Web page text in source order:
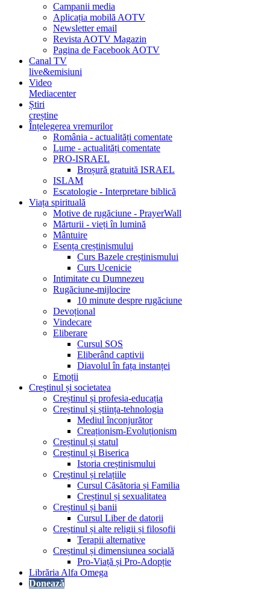
Campanii media
Aplicația mobilă AOTV
Newsletter email
Revista AOTV Magazin
Pagina de Facebook AOTV
Canal TV
live&emisiuni
Video
Mediacenter
Știri
creștine
Înțelegerea vremurilor
România - actualități comentate
Lume - actualități comentate
PRO-ISRAEL
Broșură gratuită ISRAEL
ISLAM
Escatologie - Interpretare biblică
Viața spirituală
Motive de rugăciune - PrayerWall
Mărturii - vieți în lumină
Mântuire
Esența creștinismului
Curs Bazele creștinismului
Curs Ucenicie
Intimitate cu Dumnezeu
Rugăciune-mijlocire
10 minute despre rugăciune
Devoțional
Vindecare
Eliberare
Cursul SOS
Eliberând captivii
Diavolul în fața instanței
Emoții
Creștinul și societatea
Creștinul și profesia-educația
Creștinul și știința-tehnologia
Mediul înconjurător
Creaționism-Evoluționism
Creștinul și statul
Creștinul și Biserica
Istoria creștinismului
Creștinul și relațiile
Cursul Căsătoria și Familia
Creștinul și sexualitatea
Creștinul și banii
Cursul Liber de datorii
Creștinul și alte religii și filosofii
Terapii alternative
Creștinul și dimensiunea socială
Pro-Viață și Pro-Adopție
Librăria Alfa Omega
Donează